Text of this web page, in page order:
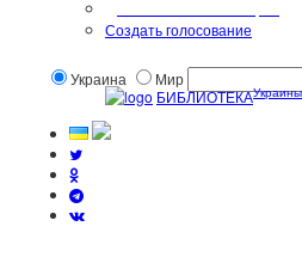
Создать голосование
Украина
Мир
БИБЛИОТЕКАУкраины